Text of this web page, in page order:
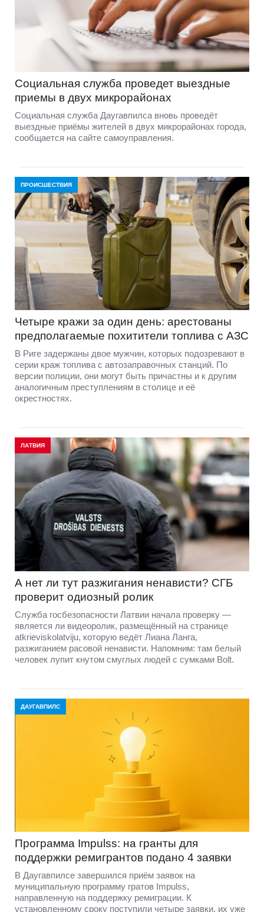
Социальная служба проведет выездные
приемы в двух микрорайонах
Социальная служба Даугавпилса вновь проведёт
выездные приёмы жителей в двух микрорайонах города,
сообщается на сайте самоуправления.
ПРОИСШЕСТВИЯ
Четыре кражи за один день: арестованы
предполагаемые похитители топлива с АЗС
В Риге задержаны двое мужчин, которых подозревают в
серии краж топлива с автозаправочных станций. По
версии полиции, они могут быть причастны и к другим
аналогичным преступлениям в столице и её
окрестностях.
ЛАТВИЯ
А нет ли тут разжигания ненависти? СГБ
проверит одиозный ролик
Служба госбезопасности Латвии начала проверку —
является ли видеоролик, размещённый на странице
atkrieviskolatviju, которую ведёт Лиана Ланга,
разжиганием расовой ненависти. Напомним: там белый
человек лупит кнутом смуглых людей с сумками Bolt.
ДАУГАВПИЛС
Программа Impulss: на гранты для
поддержки ремигрантов подано 4 заявки
В Даугавпилсе завершился приём заявок на
муниципальную программу гратов Impulss,
направленную на поддержку ремиграции. К
установленному сроку поступили четыре заявки, их уже